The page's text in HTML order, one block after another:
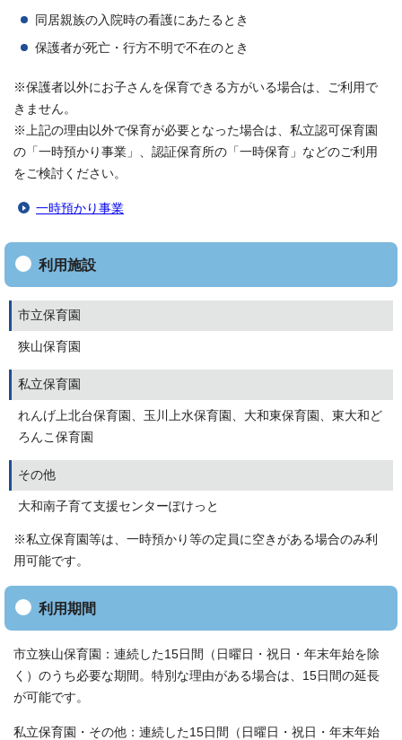
同居親族の入院時の看護にあたるとき
保護者が死亡・行方不明で不在のとき
※保護者以外にお子さんを保育できる方がいる場合は、ご利用で
きません。
※上記の理由以外で保育が必要となった場合は、私立認可保育園
の「一時預かり事業」、認証保育所の「一時保育」などのご利用
をご検討ください。
一時預かり事業
利用施設
市立保育園
狭山保育園
私立保育園
れんげ上北台保育園、玉川上水保育園、大和東保育園、東大和ど
ろんこ保育園
その他
大和南子育て支援センターぽけっと
※私立保育園等は、一時預かり等の定員に空きがある場合のみ利
用可能です。
利用期間
市立狭山保育園：連続した15日間（日曜日・祝日・年末年始を除
く）のうち必要な期間。特別な理由がある場合は、15日間の延長
が可能です。
私立保育園・その他：連続した15日間（日曜日・祝日・年末年始